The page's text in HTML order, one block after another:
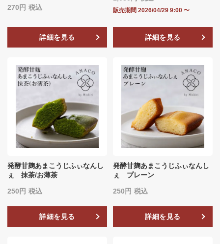
270 税込
詳細を見る
販売期間 2026/04/29 9:00 〜
詳細を見る
発酵甘麹あまこうじふぃなんし
ぇ 抹茶/お薄茶
250 税込
詳細を見る
発酵甘麹あまこうじふぃなんし
ぇ プレーン
250 税込
詳細を見る